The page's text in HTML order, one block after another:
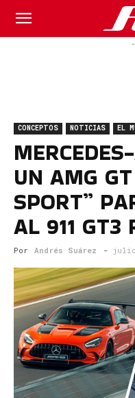
Fuel
Magazine
CONCEPTOS NOTICIAS EL
UN AMG
SPORT”
AL 911 GT3
Por Andrés Suárez - julio